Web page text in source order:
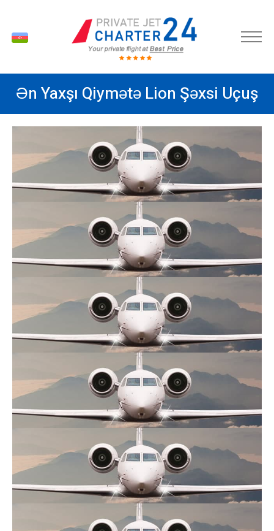
Ən Yaxşı Qiymətə Lion Şəxsi Uçuş